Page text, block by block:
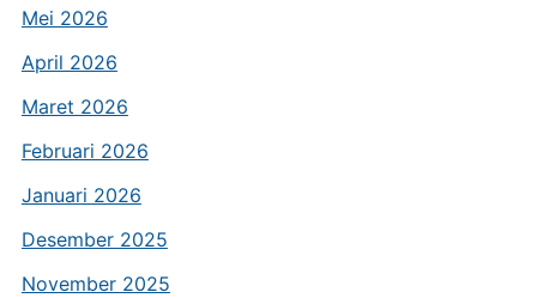
Mei 2026
April 2026
Maret 2026
Februari 2026
Januari 2026
Desember 2025
November 2025